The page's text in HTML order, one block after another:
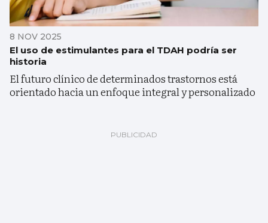
8 NOV 2025
El uso de estimulantes para el TDAH podría ser
historia
El futuro clínico de determinados trastornos está
orientado hacia un enfoque integral y personalizado